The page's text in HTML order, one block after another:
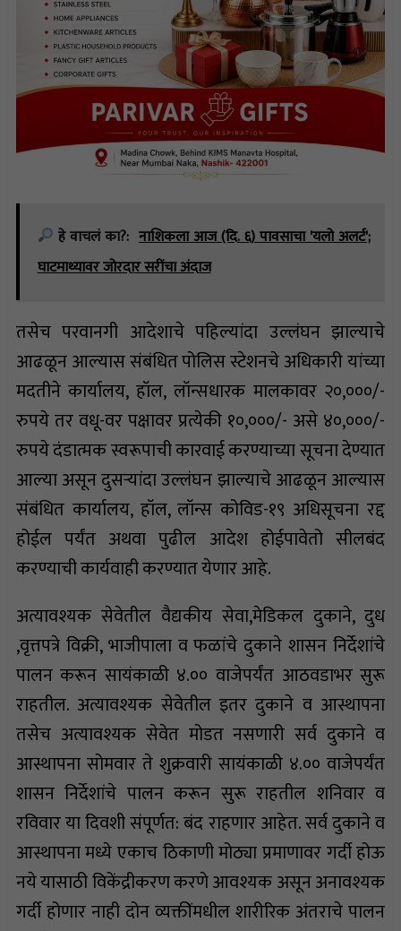
हे वाचलं का?: नाशिकला आज (दि. ६) पावसाचा 'यलो अलर्ट';
घाटमाथ्यावर जोरदार सरींचा अंदाज
तसेच परवानगी आदेशाचे पहिल्यांदा उल्लंघन झाल्याचे
आढळून आल्यास संबंधित पोलिस स्टेशनचे अधिकारी यांच्या
मदतीने कार्यालय, हॉल, लॉन्सधारक मालकावर २०,०००/-
रुपये तर वधू-वर पक्षावर प्रत्येकी १०,०००/- असे ४०,०००/-
रुपये दंडात्मक स्वरूपाची कारवाई करण्याच्या सूचना देण्यात
आल्या असून दुसऱ्यांदा उल्लंघन झाल्याचे आढळून आल्यास
संबंधित कार्यालय, हॉल, लॉन्स कोविड-१९ अधिसूचना रद्द
होईल पर्यंत अथवा पुढील आदेश होईपावेतो सीलबंद
करण्याची कार्यवाही करण्यात येणार आहे.
अत्यावश्यक सेवेतील वैद्यकीय सेवा,मेडिकल दुकाने, दुध
,वृत्तपत्रे विक्री, भाजीपाला व फळांचे दुकाने शासन निर्देशांचे
पालन करून सायंकाळी ४.०० वाजेपर्यंत आठवडाभर सुरू
राहतील. अत्यावश्यक सेवेतील इतर दुकाने व आस्थापना
तसेच अत्यावश्यक सेवेत मोडत नसणारी सर्व दुकाने व
आस्थापना सोमवार ते शुक्रवारी सायंकाळी ४.०० वाजेपर्यंत
शासन निर्देशांचे पालन करून सुरू राहतील शनिवार व
रविवार या दिवशी संपूर्णत: बंद राहणार आहेत. सर्व दुकाने व
आस्थापना मध्ये एकाच ठिकाणी मोठ्या प्रमाणावर गर्दी होऊ
नये यासाठी विकेंद्रीकरण करणे आवश्यक असून अनावश्यक
गर्दी होणार नाही दोन व्यक्तींमधील शारीरिक अंतराचे पालन